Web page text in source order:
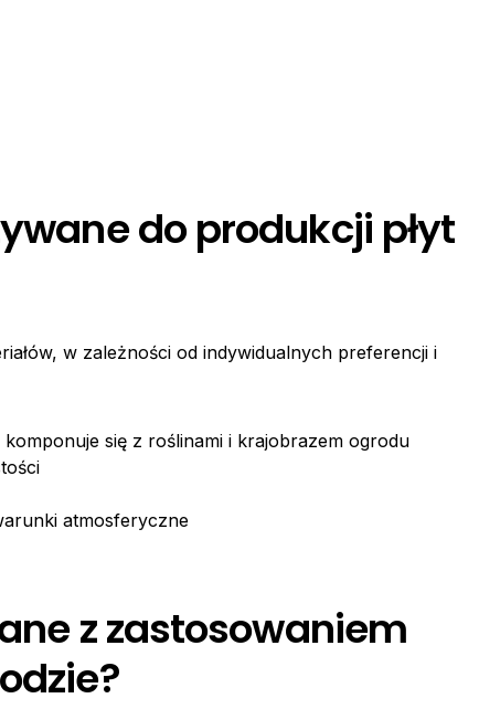
do produkcji płyt
w zależności od indywidualnych preferencji i
się z roślinami i krajobrazem ogrodu
atmosferyczne
z zastosowaniem